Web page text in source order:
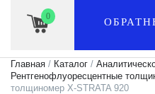
0
Главная / Каталог /
Рентгенофлуоресцентные
толщиномер X-STRATA 920